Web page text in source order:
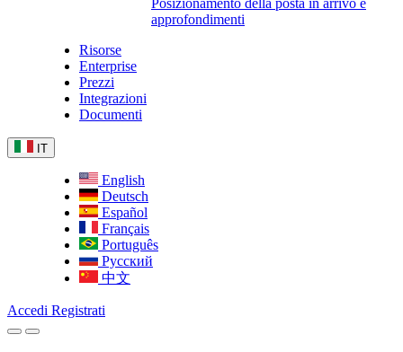
approfondimenti
Risorse
Enterprise
Prezzi
Integrazioni
Documenti
IT
English
Deutsch
Español
Français
Português
Русский
中文
Accedi Registrati